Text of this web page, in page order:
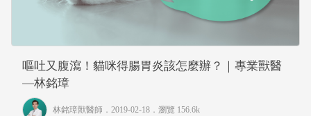
嘔吐又腹瀉！貓咪得腸胃炎該怎麼辦？｜專業獸醫
—林銘璋
林銘璋獸醫師 ．2019-02-18． 瀏覽 156.6k